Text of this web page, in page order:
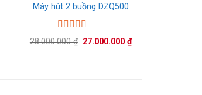
Máy hút 2 buồng DZQ500
Được xếp
hạng5.005
28.000.000₫ Giá
27.000.000₫Giá
hiện